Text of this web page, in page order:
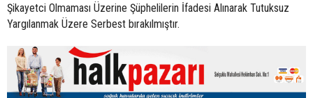
Şikayetci Olmaması Üzerine Şüphelilerin İfadesi Alınarak Tutuksuz
Yargılanmak Üzere Serbest bırakılmıştır.